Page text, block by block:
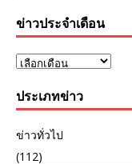
ข่าวประจำเดือน
ประเภทข่าว
ข่าวทั่วไป
(112)